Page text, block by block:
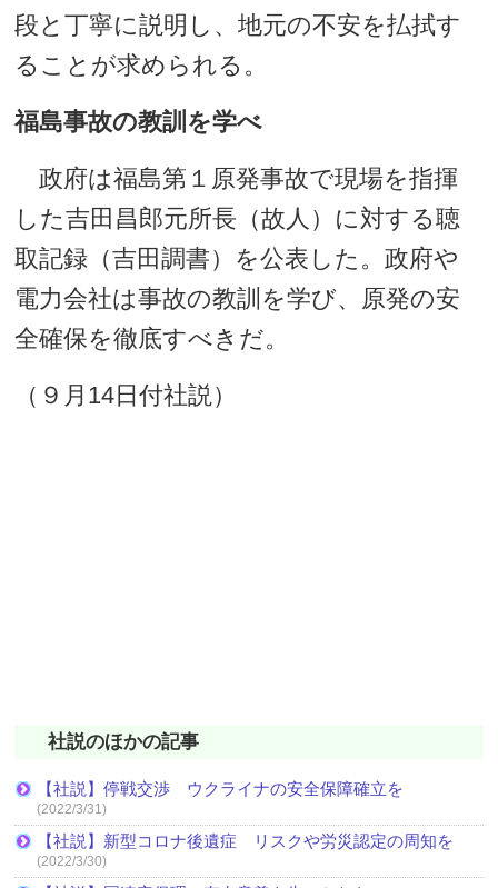
段と丁寧に説明し、地元の不安を払拭す
ることが求められる。
福島事故の教訓を学べ
政府は福島第１原発事故で現場を指揮
した吉田昌郎元所長（故人）に対する聴
取記録（吉田調書）を公表した。政府や
電力会社は事故の教訓を学び、原発の安
全確保を徹底すべきだ。
（９月14日付社説）
社説のほかの記事
【社説】停戦交渉 ウクライナの安全保障確立を
(2022/3/31)
【社説】新型コロナ後遺症 リスクや労災認定の周知を
(2022/3/30)